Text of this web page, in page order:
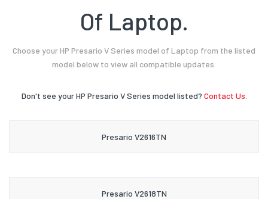
Of Laptop.
Choose your HP Presario V Series model of Laptop from the listed
model below to view all compatible updates.
Don't see your HP Presario V Series model listed? Contact Us.
Presario V2616TN
Presario V2618TN